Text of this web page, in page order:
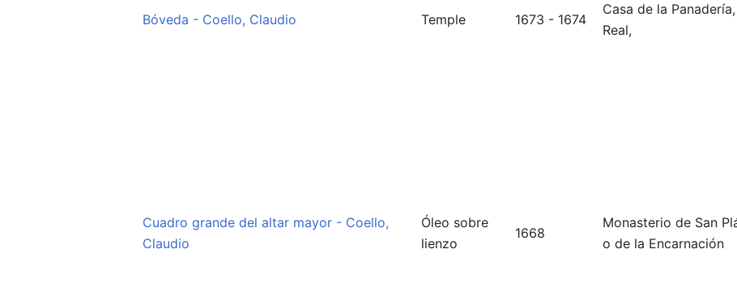
Bóveda - Coello, Claudio Temple 1673 - 1674
Casa de la
Real,
Cuadro grande del altar mayor - Coello,
Claudio
Óleo sobre
lienzo
1668
Monasterio de San
o de la Encarnación